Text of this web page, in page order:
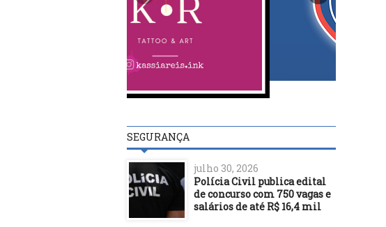
SEGURANÇA
julho 30, 2026
Polícia Civil publica edital
de concurso com 750 vagas e
salários de até R$ 16,4 mil